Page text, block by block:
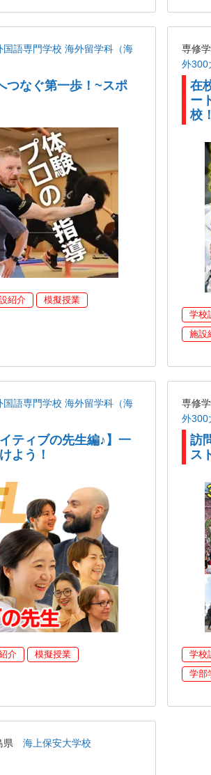
国語専門学校 海外留学科（海
つなぐ第一歩！~スポ
紹介
模擬授業
専修
外300
在
ー
校！
学校
施設
国語専門学校 海外留学科（海
ティブの先生編♪】一
よう！
介
模擬授業
専修
外300
訪
ス
学校
学部
県 海上保安大学校